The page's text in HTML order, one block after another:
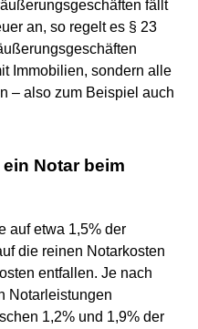
fällt
an, so regelt es § 23
Immobilien, sondern alle
– also zum Beispiel auch
Notar beim
auf etwa 1,5% der
die reinen Notarkosten
entfallen. Je nach
Notarleistungen
1,2% und 1,9% der